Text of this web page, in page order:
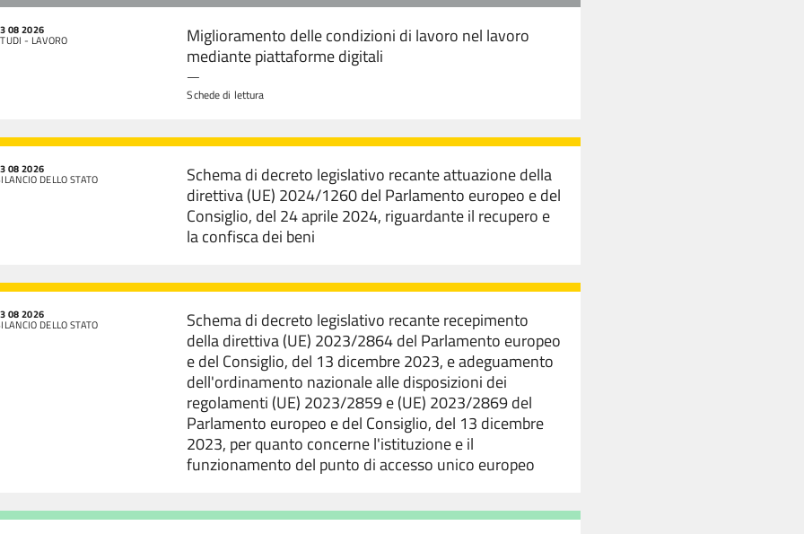
08 2026
- LAVORO
Miglioramento delle condizioni di lavoro nel lavoro
mediante piattaforme digitali
—
Schede di lettura
08 2026
DELLO STATO
Schema di decreto legislativo recante attuazione della
direttiva (UE) 2024/1260 del Parlamento europeo e del
Consiglio, del 24 aprile 2024, riguardante il recupero e
la confisca dei beni
08 2026
DELLO STATO
Schema di decreto legislativo recante recepimento
della direttiva (UE) 2023/2864 del Parlamento europeo
e del Consiglio, del 13 dicembre 2023, e adeguamento
dell'ordinamento nazionale alle disposizioni dei
regolamenti (UE) 2023/2859 e (UE) 2023/2869 del
Parlamento europeo e del Consiglio, del 13 dicembre
2023, per quanto concerne l'istituzione e il
funzionamento del punto di accesso unico europeo